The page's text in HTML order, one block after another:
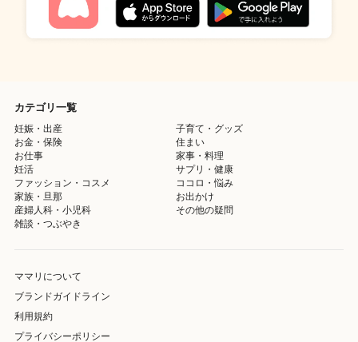
カテゴリ一覧
妊娠・出産
子育て・グッズ
お金・保険
住まい
お仕事
家事・料理
妊活
サプリ・健康
ファッション・コスメ
ココロ・悩み
家族・旦那
お出かけ
産婦人科・小児科
その他の疑問
雑談・つぶやき
ママリについて
ブランドガイドライン
利用規約
プライバシーポリシー